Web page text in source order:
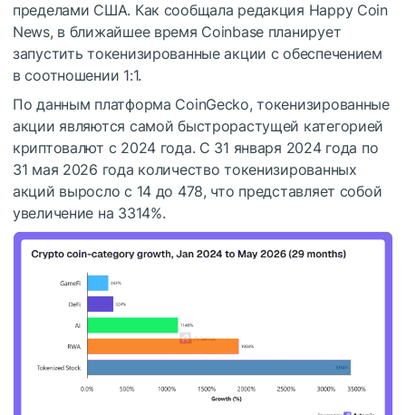
пределами США. Как сообщала редакция Happy Coin
News, в ближайшее время Coinbase планирует
запустить токенизированные акции с обеспечением
в соотношении 1:1.
По данным платформа CoinGecko, токенизированные
акции являются самой быстрорастущей категорией
криптовалют с 2024 года. С 31 января 2024 года по
31 мая 2026 года количество токенизированных
акций выросло с 14 до 478, что представляет собой
увеличение на 3314%.